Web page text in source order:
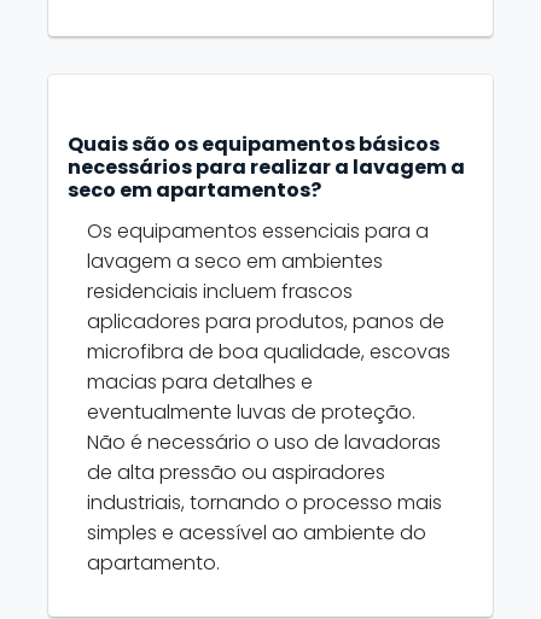
Quais são os equipamentos básicos
necessários para realizar a lavagem a
seco em apartamentos?
Os equipamentos essenciais para a
lavagem a seco em ambientes
residenciais incluem frascos
aplicadores para produtos, panos de
microfibra de boa qualidade, escovas
macias para detalhes e
eventualmente luvas de proteção.
Não é necessário o uso de lavadoras
de alta pressão ou aspiradores
industriais, tornando o processo mais
simples e acessível ao ambiente do
apartamento.